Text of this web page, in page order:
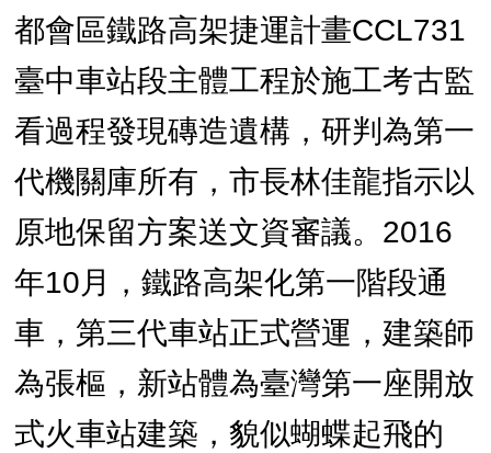
都會區鐵路高架捷運計畫CCL731
臺中車站段主體工程於施工考古監
看過程發現磚造遺構，研判為第一
代機關庫所有，市長林佳龍指示以
原地保留方案送文資審議。2016
年10月，鐵路高架化第一階段通
車，第三代車站正式營運，建築師
為張樞，新站體為臺灣第一座開放
式火車站建築，貌似蝴蝶起飛的